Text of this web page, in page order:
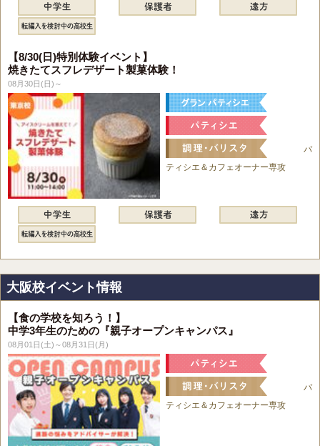
【8/30(日)特別体験イベント】
焼きたてスフレデザート製菓体験！
08月30日(日)～
パ
ティシエ＆カフェオーナー専攻
大阪校イベント情報
【食の学校を知ろう！】
中学3年生のための『親子オープンキャンパス』
08月01日(土)～08月31日(月)
パ
ティシエ＆カフェオーナー専攻